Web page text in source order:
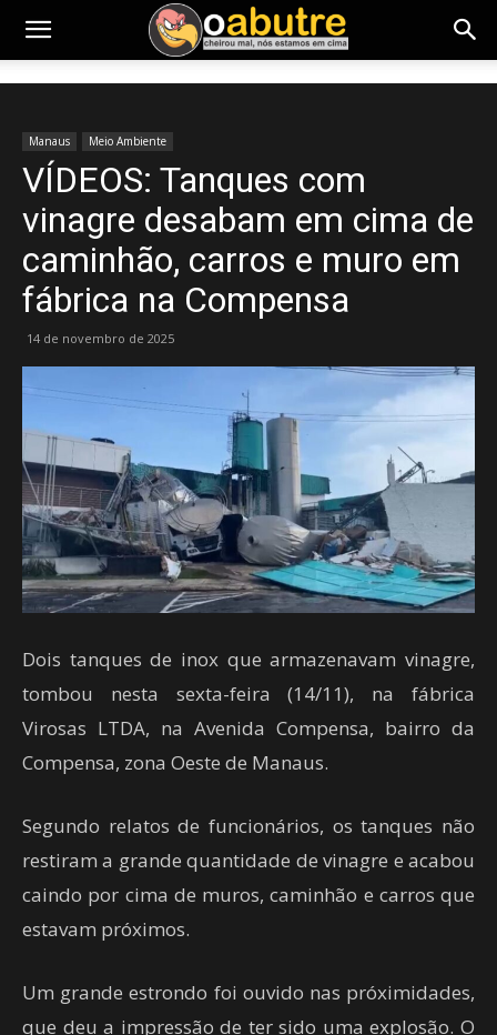
Manaus Meio Ambiente
VÍDEOS: Tanques com
vinagre desabam em cima de
caminhão, carros e muro em
fábrica na Compensa
14 de novembro de 2025
Dois tanques de inox que armazenavam vinagre,
tombou nesta sexta-feira (14/11), na fábrica
Virosas LTDA, na Avenida Compensa, bairro da
Compensa, zona Oeste de Manaus.
Segundo relatos de funcionários, os tanques não
restiram a grande quantidade de vinagre e acabou
caindo por cima de muros, caminhão e carros que
estavam próximos.
Um grande estrondo foi ouvido nas próximidades,
que deu a impressão de ter sido uma explosão. O